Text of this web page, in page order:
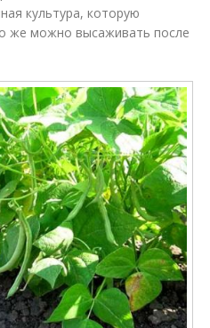
культура, которую
же можно высаживать после